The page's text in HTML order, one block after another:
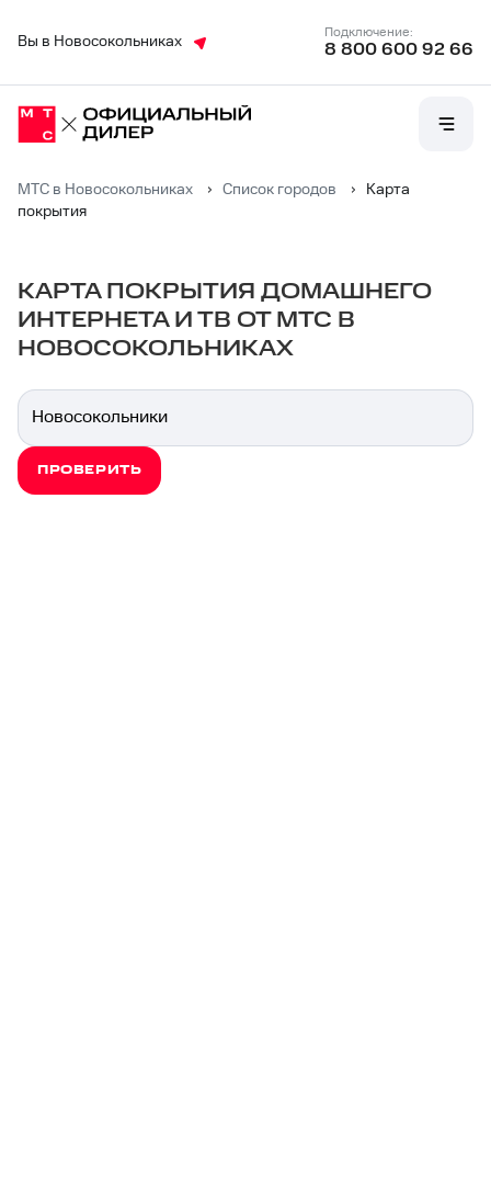
Вы в Новосокольниках
Подключение:
8 800 600 92 66
МТС в Новосокольниках › Список городов ›
Карта
покрытия
КАРТА ПОКРЫТИЯ ДОМАШНЕГО
ИНТЕРНЕТА И ТВ ОТ МТС В
НОВОСОКОЛЬНИКАХ
ПРОВЕРИТЬ